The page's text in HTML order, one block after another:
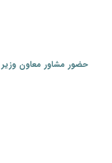
حضور مشاور معاون